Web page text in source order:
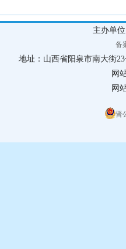
主办单
备
地址：山西省阳泉市南大街
网
网
晋